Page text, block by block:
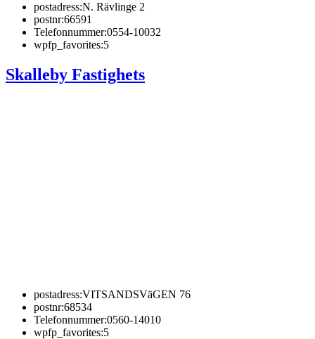
postadress:N. Rävlinge 2
postnr:66591
Telefonnummer:0554-10032
wpfp_favorites:5
Skalleby Fastighets
postadress:VITSANDSVäGEN 76
postnr:68534
Telefonnummer:0560-14010
wpfp_favorites:5